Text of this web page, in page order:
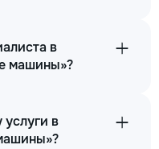
в
машины»?
услуги в